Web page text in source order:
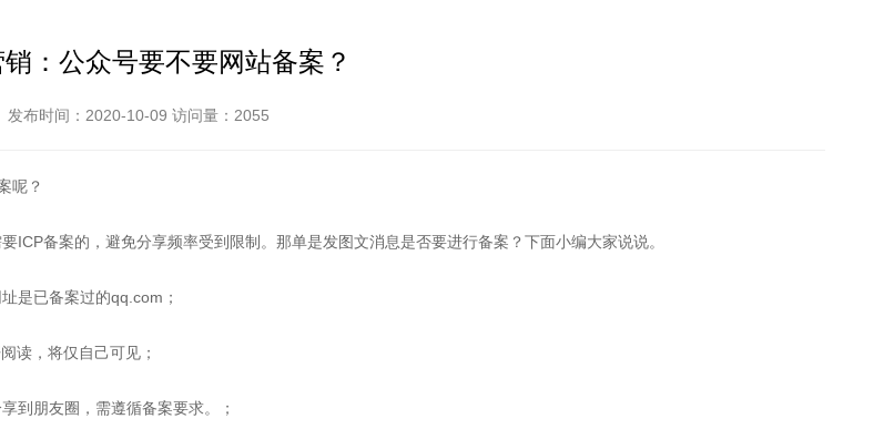
：公众号要不要网站备案？
发布时间：2020-10-09 访问量：2055
呢？
备案的，避免分享频率受到限制。那单是发图文消息是否要进行备案？下面小编大家说说。
是已备案过的qq.com；
读，将仅自己可见；
到朋友圈，需遵循备案要求。；